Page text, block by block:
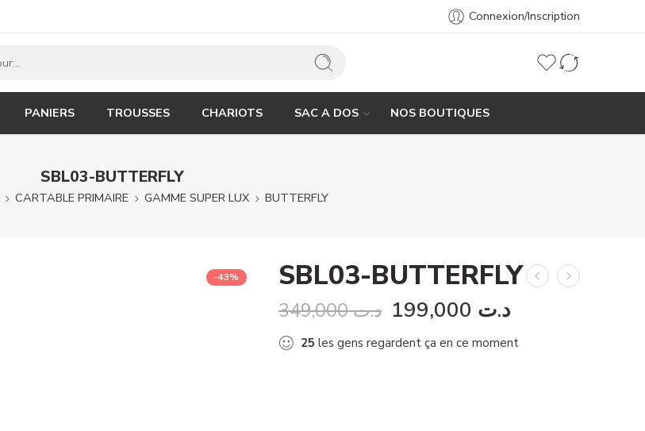
Connexion/Inscription
PANIERS TROUSSES CHARIOTS SAC A DOS NOS BOUTIQUES
SBL03-BUTTERFLY
CARTABLE PRIMAIRE GAMME SUPER LUX BUTTERFLY
-43% SBL03-BUTTERFLY
د.ت349,000 د.ت
25 les gens regardent ça en ce moment